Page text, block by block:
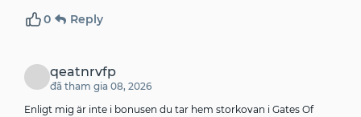
0 Reply
qeatnrvfp
đã tham gia 08, 2026
Enligt mig är inte i bonusen du tar hem storkovan i Gates Of